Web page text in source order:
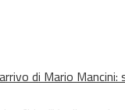
di Mario Mancini: